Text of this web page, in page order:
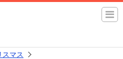
スマス